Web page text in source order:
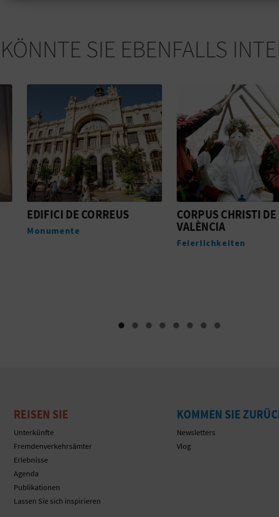
SIE EBENFALLS
CORPUS CHRISTI DE
VALÈNCIA
FESTES DE SANT BULT
Feierlichkeiten
REISEN SIE
Unterkünfte
Fremdenverkehrsämter
Erlebnisse
Agenda
Publikationen
Lassen Sie sich inspirieren
KOMMEN SIE
Newsletters
Vlog